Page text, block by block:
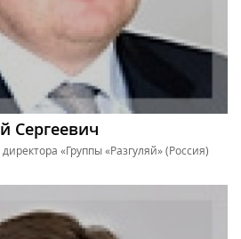
Сергеевич
«Группы «Разгуляй» (Россия)